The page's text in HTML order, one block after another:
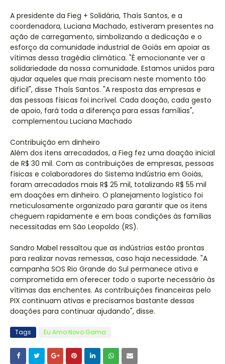
A presidente da Fieg + Solidária, Thaís Santos, e a
coordenadora, Luciana Machado, estiveram presentes na
ação de carregamento, simbolizando a dedicação e o
esforço da comunidade industrial de Goiás em apoiar as
vítimas dessa tragédia climática. "É emocionante ver a
solidariedade da nossa comunidade. Estamos unidos para
ajudar aqueles que mais precisam neste momento tão
difícil", disse Thaís Santos. "A resposta das empresas e
das pessoas físicas foi incrível. Cada doação, cada gesto
de apoio, fará toda a diferença para essas famílias",
complementou Luciana Machado
Contribuição em dinheiro
Além dos itens arrecadados, a Fieg fez uma doação inicial
de R$ 30 mil. Com as contribuições de empresas, pessoas
físicas e colaboradores do Sistema Indústria em Goiás,
foram arrecadados mais R$ 25 mil, totalizando R$ 55 mil
em doações em dinheiro. O planejamento logístico foi
meticulosamente organizado para garantir que os itens
cheguem rapidamente e em boas condições às famílias
necessitadas em São Leopoldo (RS).
Sandro Mabel ressaltou que as indústrias estão prontas
para realizar novas remessas, caso haja necessidade. "A
campanha SOS Rio Grande do Sul permanece ativa e
comprometida em oferecer todo o suporte necessário às
vítimas das enchentes. As contribuições financeiras pelo
PIX continuam ativas e precisamos bastante dessas
doações para continuar ajudando", disse.
Tags Eu Amo Novo Gama